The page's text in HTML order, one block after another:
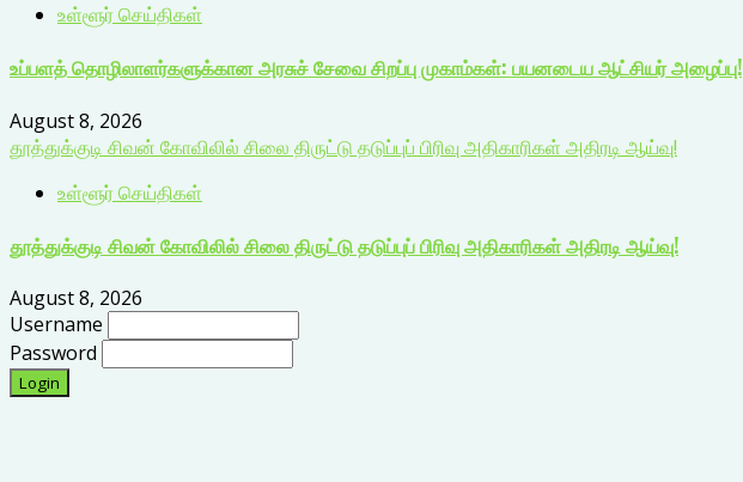
உள்ளூர் செய்திகள்
உப்பளத் தொழிலாளர்களுக்கான அரசுச் சேவை சிறப்பு முகாம்கள்: பயனடைய ஆட்சியர் அழைப்பு!
August 8, 2026
தூத்துக்குடி சிவன் கோவிலில் சிலை திருட்டு தடுப்புப் பிரிவு அதிகாரிகள் அதிரடி ஆய்வு!
உள்ளூர் செய்திகள்
தூத்துக்குடி சிவன் கோவிலில் சிலை திருட்டு தடுப்புப் பிரிவு அதிகாரிகள் அதிரடி ஆய்வு!
August 8, 2026
Username
Password